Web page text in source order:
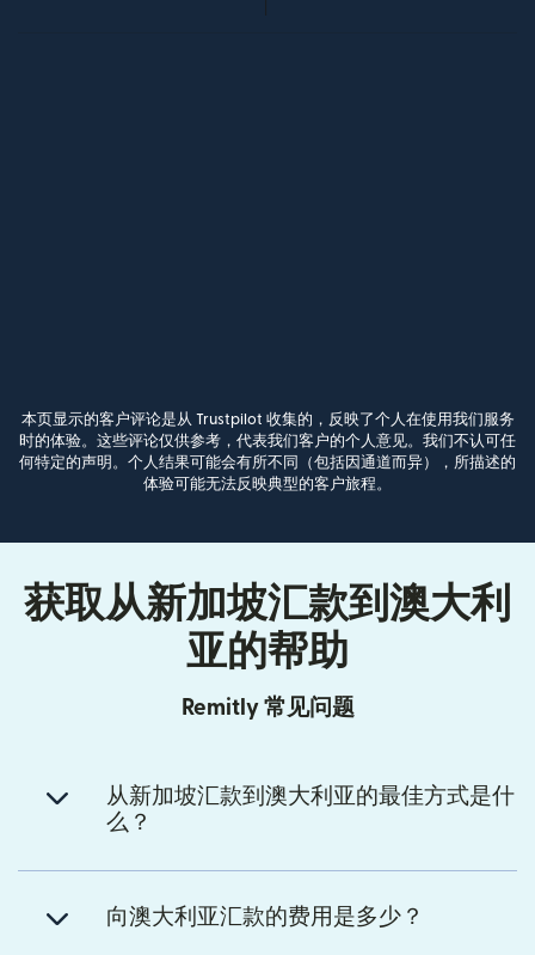
本页显示的客户评论是从 Trustpilot 收集的，反映了个人在使用我们服务
时的体验。这些评论仅供参考，代表我们客户的个人意见。我们不认可任
何特定的声明。个人结果可能会有所不同（包括因通道而异），所描述的
体验可能无法反映典型的客户旅程。
获取从新加坡汇款到澳大利
亚的帮助
Remitly 常见问题
从新加坡汇款到澳大利亚的最佳方式是什
么？
向澳大利亚汇款的费用是多少？